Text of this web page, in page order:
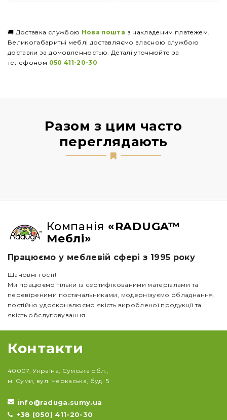
🚚 Доставка службою Нова пошта з накладеним платежем.
Великогабаритні меблі доставляємо власною службою
доставки за домовленностью. Деталі уточнюйте за
телефоном 050 411-20-30
Разом з цим часто
переглядають
Компанія «RADUGA™
Меблі»
Працюємо у меблевій сфері з 1995 року
Шановні гості!
Ми працюємо тільки із сертифікованими матеріалами та
перевіреними постачальниками, модернізуємо обладнання,
постійно удосконалюємо якість виробленої продукції та
якість обслуговування.
Контакти
40007, Україна, Сумська обл.,
м. Суми, вул. Черкаська, буд. 5
info@raduga.sumy.ua
+38 (050) 411-20-30